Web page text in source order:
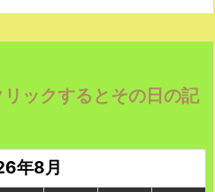
ックするとその日の記
年8月